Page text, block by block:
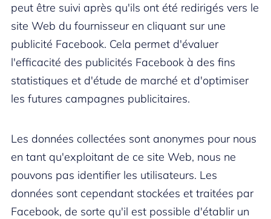
peut être suivi après qu'ils ont été redirigés vers le
site Web du fournisseur en cliquant sur une
publicité Facebook. Cela permet d'évaluer
l'efficacité des publicités Facebook à des fins
statistiques et d'étude de marché et d'optimiser
les futures campagnes publicitaires.
Les données collectées sont anonymes pour nous
en tant qu'exploitant de ce site Web, nous ne
pouvons pas identifier les utilisateurs. Les
données sont cependant stockées et traitées par
Facebook, de sorte qu'il est possible d'établir un